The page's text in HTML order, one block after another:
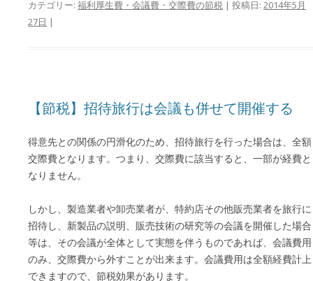
カテゴリー: 福利厚生費・会議費・交際費の節税 | 投稿日: 2014年5月
27日 |
【節税】招待旅行は会議も併せて開催する
得意先との関係の円滑化のため、招待旅行を行った場合は、全額
交際費となります。つまり、交際費に該当すると、一部が経費と
なりません。
しかし、製造業者や卸売業者が、特約店その他販売業者を旅行に
招待し、新製品の説明、販売技術の研究等の会議を開催した場合
等は、その会議が全体として実態を伴うものであれば、会議費用
のみ、交際費から外すことが出来ます。会議費用は全額経費計上
できますので、節税効果があります。